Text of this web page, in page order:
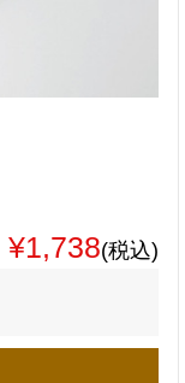
¥1,738(税込)